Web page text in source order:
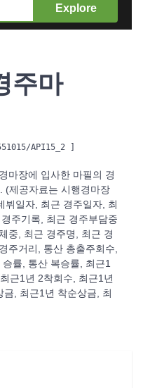
Explore
주마
API15_2
마장에 입사한 마필의 경
(제공자료는 시행경마장
뷔일자, 최근 경주일자, 최
주기록, 최근 경주부담중
중, 최근 경주명, 최근 경
주거리, 통산 총출주회수,
률, 통산 복승률, 최근1
근1년 2착회수, 최근1년
, 최근1년 착순상금, 최